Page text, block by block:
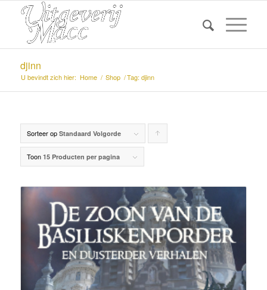
djinn
U bevindt zich hier: Home / Shop /Tag: djinn
Sorteer op Standaard Volgorde
Toon 15 Producten per pagina